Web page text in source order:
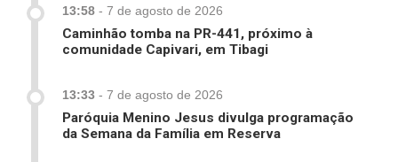
13:58 - 7 de agosto de 2026
Caminhão tomba na PR-441, próximo à
comunidade Capivari, em Tibagi
13:33 - 7 de agosto de 2026
Paróquia Menino Jesus divulga programação
da Semana da Família em Reserva